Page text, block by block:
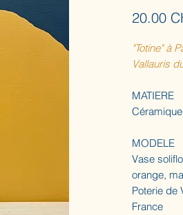
20.00
"Totine" à
Vallauris
MATIERE
MODELE
Vase
orange,
Poterie de
France